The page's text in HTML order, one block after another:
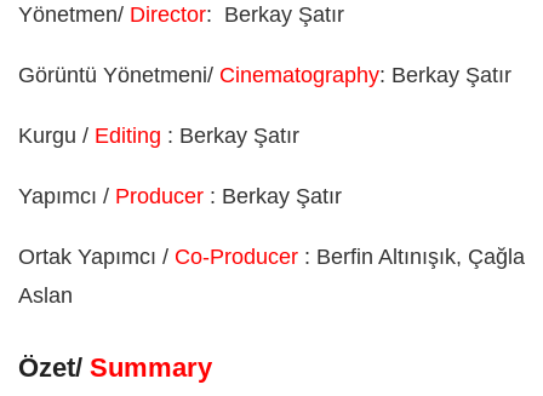
Yönetmen/ Director: Berkay Şatır
Görüntü Yönetmeni/ Cinematography: Berkay Şatır
Kurgu / Editing : Berkay Şatır
Yapımcı / Producer : Berkay Şatır
Ortak Yapımcı / Co-Producer : Berfin Altınışık, Çağla
Aslan
Özet/ Summary